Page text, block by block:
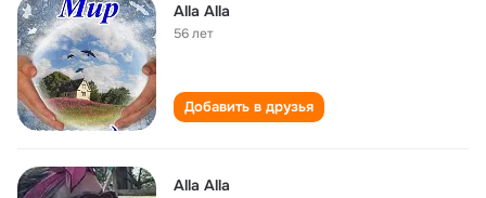
Alla Allа
56 лет
Добавить в друзья
Alla Alla